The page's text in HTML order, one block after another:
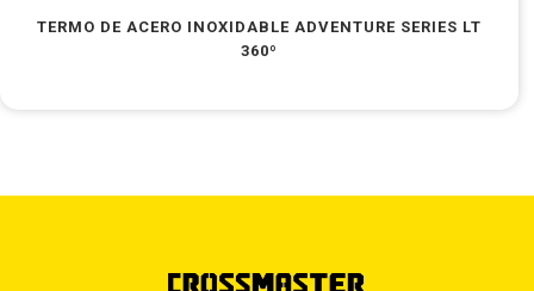
TERMO DE ACERO INOXIDABLE ADVENTURE SERIES LT
360º